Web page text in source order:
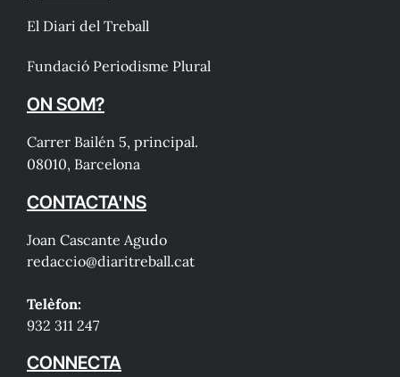
El Diari del Treball
Fundació Periodisme Plural
ON SOM?
Carrer Bailén 5, principal.
08010, Barcelona
CONTACTA'NS
Joan Cascante Agudo
redaccio@diaritreball.cat
Telèfon:
932 311 247
CONNECTA